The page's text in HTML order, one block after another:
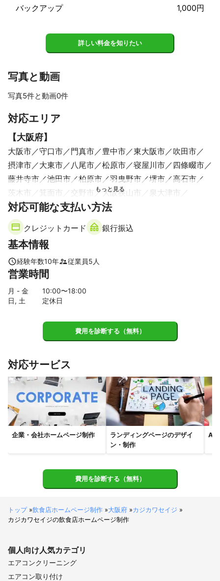
バックアップ 1,000円
詳しい料金を知りたい
写真と動画
写真5件と動画0件
対応エリア
【大阪府】
大阪市 守口市 門真市 豊中市 東大阪市
吹田市
摂津市
大東市 八尾市 松原市 寝屋川市
四條畷市
藤井寺市
池田市 柏原市 羽曳野市 堺市
高石市
茨木市
箕面市 交野市 大阪狭山市
泉大津市
枚方市
太子町 高槻市 忠岡町
河南町
和泉市
河内長野市
貝塚市 能勢町 熊取町
田尻町
泉南市
【奈良県】
平群町 三郷町
上牧町
河合町 安堵町
葛城市
三宅町
宇陀市 下市町 吉野町
和歌山県】
橋本市 九度山町
【京都府 】
精華町 京田辺市 八幡市 大山崎町
長岡京市
城陽市
木津川市 久御山町 井手町 向日市
亀岡市
宇治市
宇治田原町 笠置町 京都市 和束町 南山城村
【兵庫県】
尼崎市 伊丹市 芦屋市 西宮市 川西市
宝塚市
神戸市
猪名川町 三田市 三木市 丹波篠山市
対応可能な支払い方法
クレジットカード 銀行振込
基本情報
経験年数10年 従業員5 人
営業時間
月 - 金 10:00〜18:00
日, 土
定休日
費用を診断する（無料）
対応サービス
企業・会社ホームページ制作
ランディングページのデザイ
ン・制作
費用を診断する（無料）
トップ»飲食店ホームページ制作 »大阪府 »カジカワセイジ »
カジカワセイジの飲食店ホームページ制作
個人向け人気カテゴリ
エアコンクリーニング
エアコン取り付け